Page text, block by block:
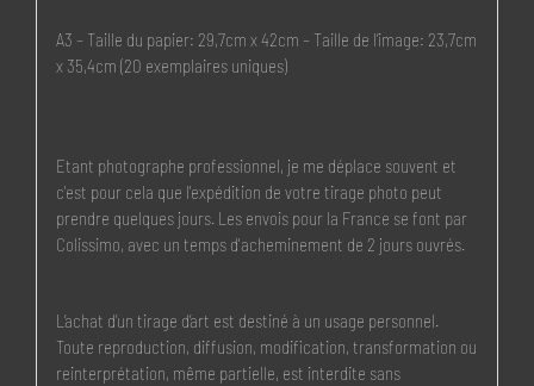
A3 – Taille du papier: 29,7cm x 42cm – Taille de l’image: 23,7cm
x 35,4cm (20 exemplaires uniques)
Etant photographe professionnel, je me déplace souvent et
c'est pour cela que l'expédition de votre tirage photo peut
prendre quelques jours. Les envois pour la France se font par
Colissimo, avec un temps d'acheminement de 2 jours ouvrés.
L’achat d’un tirage d’art est destiné à un usage personnel.
Toute reproduction, diffusion, modification, transformation ou
reinterprétation, même partielle, est interdite sans